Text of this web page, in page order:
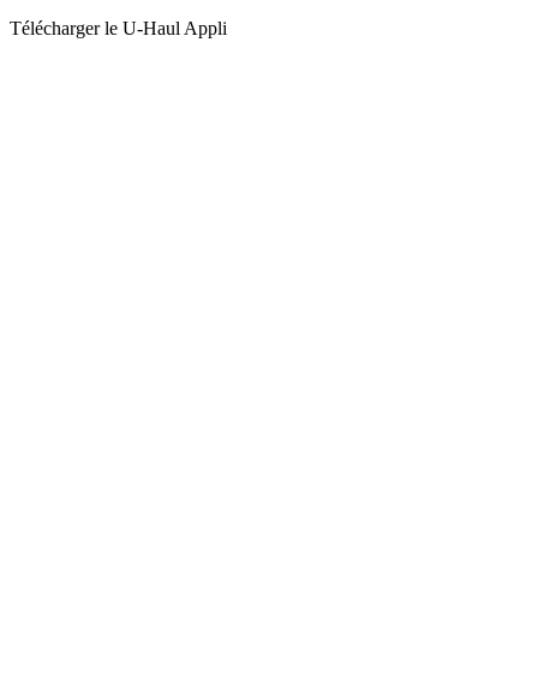
Télécharger le U-Haul Appli